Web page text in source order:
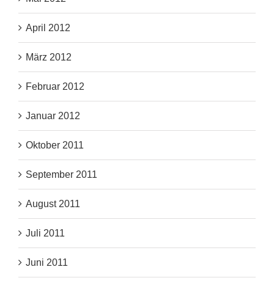
April 2012
März 2012
Februar 2012
Januar 2012
Oktober 2011
September 2011
August 2011
Juli 2011
Juni 2011